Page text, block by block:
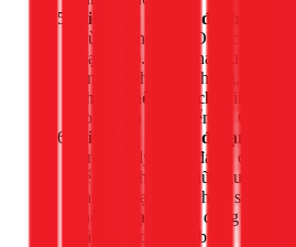
Kiểm tra ở nhiệt độ thường
Dùng đồng hồ VOM, chuyển
mạch (Ω). Chạm hai que đo
lạnh. Ở nhiệt độ phòng, một
không thông mạch
(kim đồng
hoặc màn hình hiển thị OL).
Kiểm tra ở nhiệt độ lạnh
lạnh vào ly nước đá đã chuẩn
để nó lạnh sâu. Giữ nguyên sò
hành đo lại. Một chiếc sò lạnh
thông mạch
(kim đồng hồ về
gần 0 và có tiếng bíp).